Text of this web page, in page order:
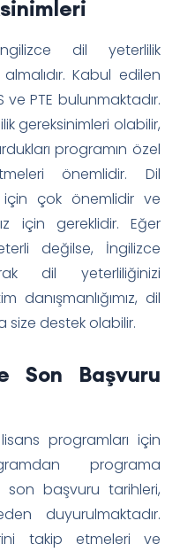
dil yeterlilik
Kabul edilen
ve PTE bulunmaktadır.
gereksinimleri olabilir,
programın özel
önemlidir. Dil
için çok önemlidir ve
için gereklidir. Eğer
değilse, İngilizce
dil yeterliliğinizi
danışmanlığımız, dil
size destek olabilir.
Son Başvuru
programları için
programa
son başvuru tarihleri,
duyurulmaktadır.
takip etmeleri ve